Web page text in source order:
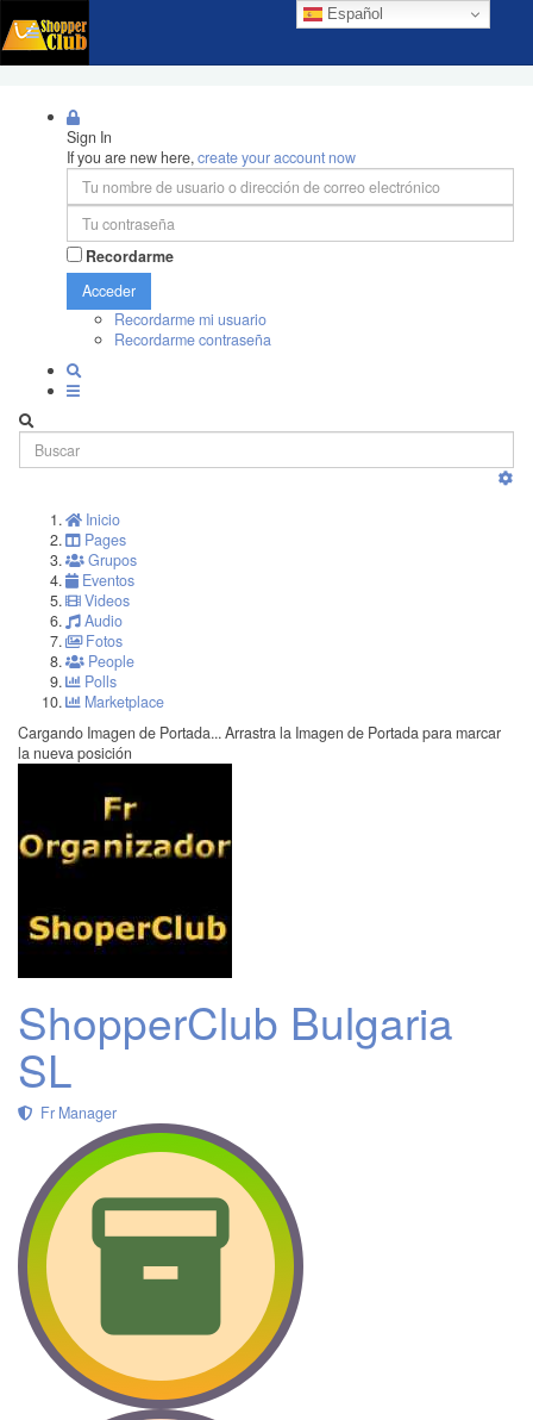
Español
Sign In
If you are new here,create your account now
Recordarme
Acceder
Recordarme mi usuario
Recordarme contraseña
Inicio
Pages
Grupos
Eventos
Videos
Audio
Fotos
People
Polls
Marketplace
Cargando Imagen de Portada... Arrastra la Imagen de Portada para marcar
la nueva posición
ShopperClub Bulgaria
SL
Fr Manager